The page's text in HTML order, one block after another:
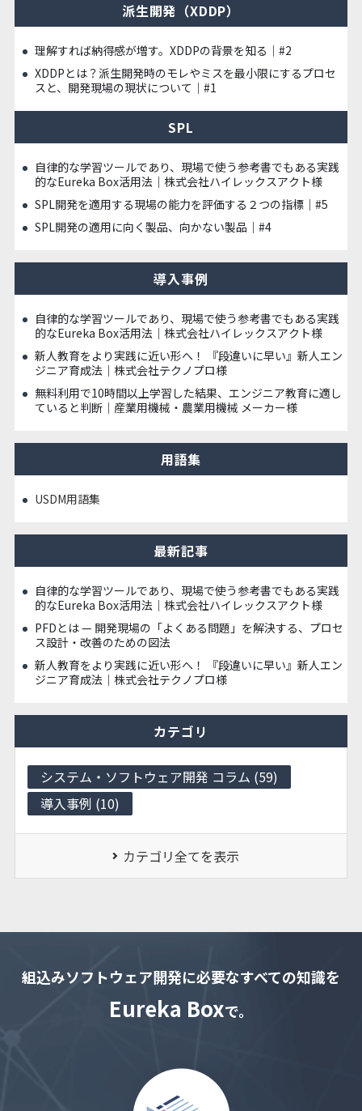
派生開発（XDDP）
理解すれば納得感が増す。XDDPの背景を知る｜#2
XDDPとは？派生開発時のモレやミスを最小限にするプロセ
スと、開発現場の現状について｜#1
SPL
自律的な学習ツールであり、現場で使う参考書でもある実践
的なEureka Box活用法｜株式会社ハイレックスアクト様
SPL開発を適用する現場の能力を評価する２つの指標｜#5
SPL開発の適用に向く製品、向かない製品｜#4
導入事例
自律的な学習ツールであり、現場で使う参考書でもある実践
的なEureka Box活用法｜株式会社ハイレックスアクト様
新人教育をより実践に近い形へ！ 『段違いに早い』新人エン
ジニア育成法｜株式会社テクノプロ様
無料利用で10時間以上学習した結果、エンジニア教育に適し
ていると判断｜産業用機械・農業用機械 メーカー様
用語集
USDM用語集
最新記事
自律的な学習ツールであり、現場で使う参考書でもある実践
的なEureka Box活用法｜株式会社ハイレックスアクト様
PFDとは — 開発現場の「よくある問題」を解決する、プロセ
ス設計・改善のための図法
新人教育をより実践に近い形へ！ 『段違いに早い』新人エン
ジニア育成法｜株式会社テクノプロ様
カテゴリ
システム・ソフトウェア開発 コラム (59)
導入事例 (10)
カテゴリ全てを表示
組込みソフトウェア開発に必要なすべての知識を
Eureka Boxで。